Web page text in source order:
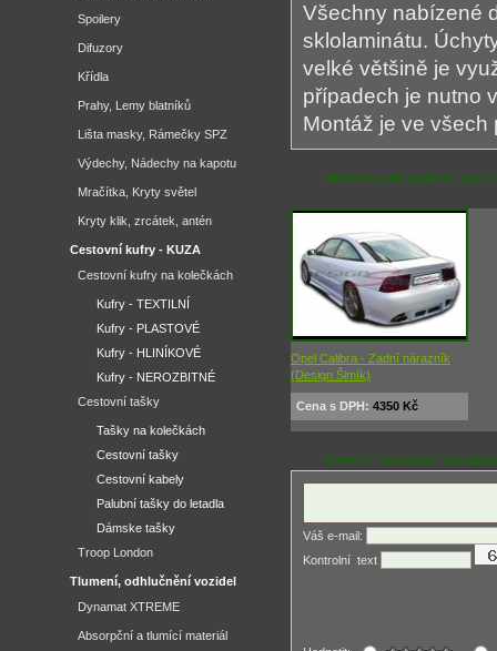
Všechny nabízené
sklolaminátu.
velké většině je
případech je nutno
Montáž je ve
Mohlo by vás zajímat i toto
Opel Calibra - Zadní nárazník
(Design Šimík)
Cena s DPH: 4350 Kč
Dotaz a hodnocení
Váš e-mail:
Kontrolní ­ text
Spoilery
Difuzory
Křídla
Prahy, Lemy blatníků
Lišta masky, Rámečky SPZ
Výdechy, Nádechy na kapotu
Mračítka, Kryty světel
Kryty klik, zrcátek, antén
Cestovní kufry - KUZA
Cestovní kufry na kolečkách
Kufry - TEXTILNÍ
Kufry - PLASTOVÉ
Kufry - HLINÍKOVÉ
Kufry - NEROZBITNÉ
Cestovní tašky
Tašky na kolečkách
Cestovní tašky
Cestovní kabely
Palubní tašky do letadla
Dámske tašky
Troop London
Tlumení, odhlučnění vozidel
Dynamat XTREME
Absorpční a tlumící materiál